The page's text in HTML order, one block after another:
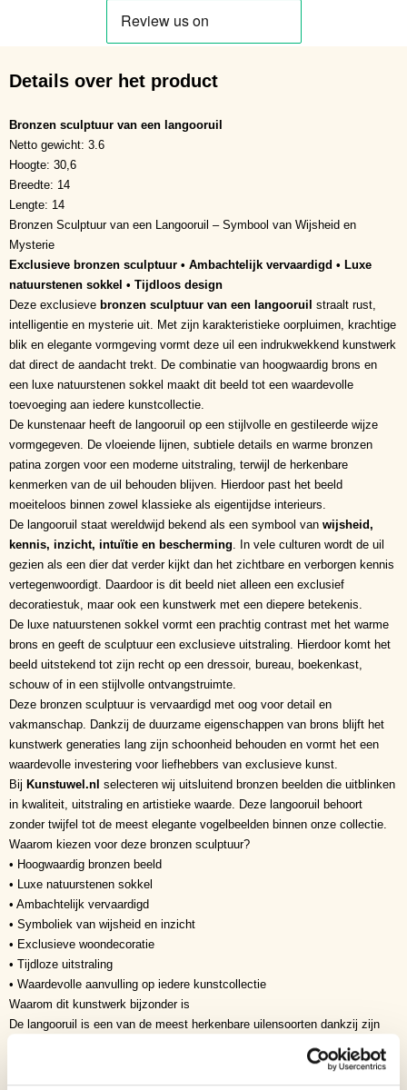
Details over het product
Bronzen sculptuur van een langooruil
Netto gewicht: 3.6
Hoogte: 30,6
Breedte: 14
Lengte: 14
Bronzen Sculptuur van een Langooruil – Symbool van Wijsheid en
Mysterie
Exclusieve bronzen sculptuur • Ambachtelijk vervaardigd • Luxe
natuurstenen sokkel • Tijdloos design
Deze exclusieve bronzen sculptuur van een langooruil straalt rust,
intelligentie en mysterie uit. Met zijn karakteristieke oorpluimen, krachtige
blik en elegante vormgeving vormt deze uil een indrukwekkend kunstwerk
dat direct de aandacht trekt. De combinatie van hoogwaardig brons en
een luxe natuurstenen sokkel maakt dit beeld tot een waardevolle
toevoeging aan iedere kunstcollectie.
De kunstenaar heeft de langooruil op een stijlvolle en gestileerde wijze
vormgegeven. De vloeiende lijnen, subtiele details en warme bronzen
patina zorgen voor een moderne uitstraling, terwijl de herkenbare
kenmerken van de uil behouden blijven. Hierdoor past het beeld
moeiteloos binnen zowel klassieke als eigentijdse interieurs.
De langooruil staat wereldwijd bekend als een symbool van wijsheid,
kennis, inzicht, intuïtie en bescherming . In vele culturen wordt de uil
gezien als een dier dat verder kijkt dan het zichtbare en verborgen kennis
vertegenwoordigt. Daardoor is dit beeld niet alleen een exclusief
decoratiestuk, maar ook een kunstwerk met een diepere betekenis.
De luxe natuurstenen sokkel vormt een prachtig contrast met het warme
brons en geeft de sculptuur een exclusieve uitstraling. Hierdoor komt het
beeld uitstekend tot zijn recht op een dressoir, bureau, boekenkast,
schouw of in een stijlvolle ontvangstruimte.
Deze bronzen sculptuur is vervaardigd met oog voor detail en
vakmanschap. Dankzij de duurzame eigenschappen van brons blijft het
kunstwerk generaties lang zijn schoonheid behouden en vormt het een
waardevolle investering voor liefhebbers van exclusieve kunst.
Bij Kunstuwel.nl selecteren wij uitsluitend bronzen beelden die uitblinken
in kwaliteit, uitstraling en artistieke waarde. Deze langooruil behoort
zonder twijfel tot de meest elegante vogelbeelden binnen onze collectie.
Waarom kiezen voor deze bronzen sculptuur?
• Hoogwaardig bronzen beeld
• Luxe natuurstenen sokkel
• Ambachtelijk vervaardigd
• Symboliek van wijsheid en inzicht
• Exclusieve woondecoratie
• Tijdloze uitstraling
• Waardevolle aanvulling op iedere kunstcollectie
Waarom dit kunstwerk bijzonder is
De langooruil is een van de meest herkenbare uilensoorten dankzij zijn
kenmerken op een minimalistische maar krachtige manier vertaald naar
een stijlvolle bronzen sculptuur. Hierdoor ontstaat een kunstwerk dat